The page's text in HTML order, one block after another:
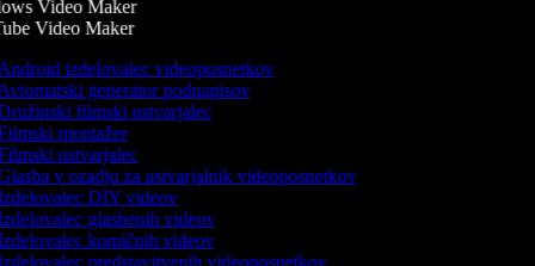
Video Maker
Video Maker
izdelovalec videoposnetkov
generator podnapisov
filmski ustvarjalec
montažer
ustvarjalec
v ozadju za ustvarjalnik videoposnetkov
DIY videov
glasbenih videov
komičnih videov